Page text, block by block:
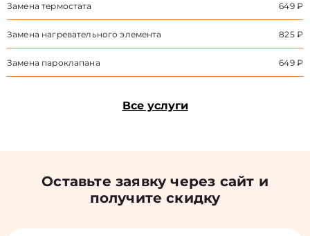
Замена термостата 649 ₽
Замена нагревательного элемента 825 ₽
Замена пароклапана 649 ₽
Все услуги
Оставьте заявку через сайт и
получите скидку